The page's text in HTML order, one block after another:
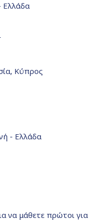
Ελλάδα
Κύπρος
- Ελλάδα
να μάθετε πρώτοι για